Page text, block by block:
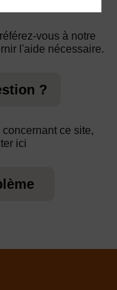
vous à notre
l'aide nécessaire.
?
ce site,
ici